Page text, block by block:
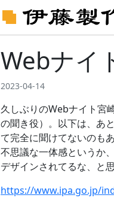
Webナイ
2023-04-14
久しぶりのWebナイト宮
の聞き役）。以下は、あ
て完全に聞けてないのも
不思議な一体感というか
デザインされてるな、と
https://www.ipa.go.jp/